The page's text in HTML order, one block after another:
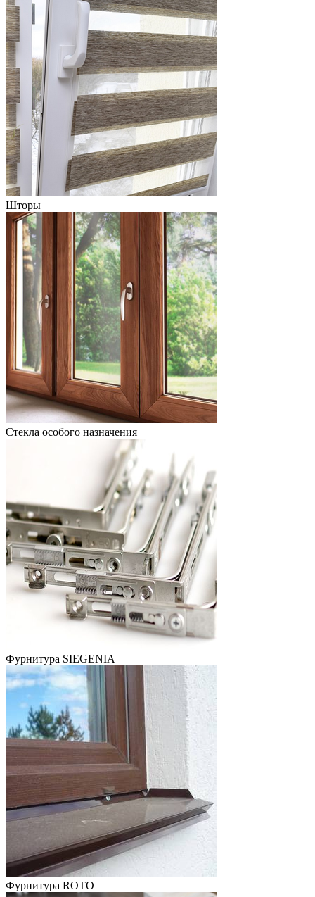
Шторы
Стекла особого назначения
Фурнитура SIEGENIA
Фурнитура ROTO